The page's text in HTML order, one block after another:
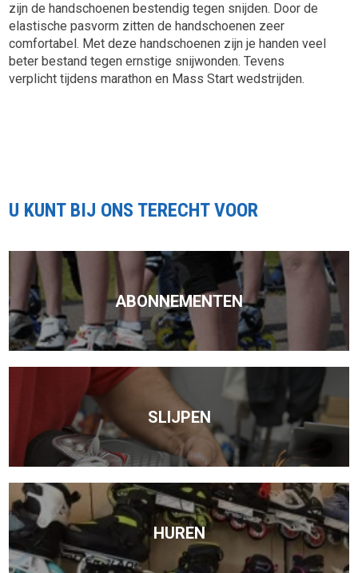
zijn de handschoenen bestendig tegen snijden. Door de
elastische pasvorm zitten de handschoenen zeer
comfortabel. Met deze handschoenen zijn je handen veel
beter bestand tegen ernstige snijwonden. Tevens
verplicht tijdens marathon en Mass Start wedstrijden.
U KUNT BIJ ONS TERECHT VOOR
ABONNEMENTEN
SLIJPEN
HUREN